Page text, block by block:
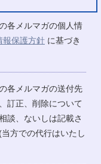
各メルマガの個人情
報保護方針 に基づき
各メルマガの送付先
訂正、削除について
談、ないしは記載さ
方での代行はいたし